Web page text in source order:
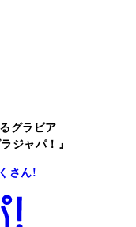
グラビア
ジャパ！』
さん!